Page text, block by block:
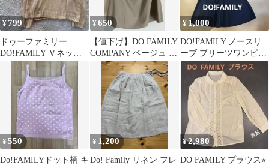
¥799
ドゥーファミリー
DO!FAMILY Ｖネック
ニット M ベージュ
¥650
【値下げ】DO FAMILY
COMPANY ベージュ フ
レアスカート ひざ丈
¥ 1,000
DO!FAMILY ノースリ
ーブ プリーツワンピー
ス ブラック
¥550
Do!FAMILYドット柄 キ
¥ 1,200
Do! Family リネン フレ
¥2,980
DO FAMILY プラウス⭐︎